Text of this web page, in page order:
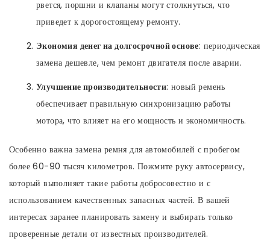
рвется, поршни и клапаны могут столкнуться, что
приведет к дорогостоящему ремонту.
Экономия денег на долгосрочной основе: периодическая
замена дешевле, чем ремонт двигателя после аварии.
Улучшение производительности: новый ремень
обеспечивает правильную синхронизацию работы
мотора, что влияет на его мощность и экономичность.
Особенно важна замена ремня для автомобилей с пробегом
более 60-90 тысяч километров. Пожмите руку автосервису,
который выполняет такие работы добросовестно и с
использованием качественных запасных частей. В вашей
интересах заранее планировать замену и выбирать только
проверенные детали от известных производителей.